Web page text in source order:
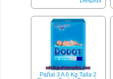
Pañal 3 A 6 Kg Talla 2